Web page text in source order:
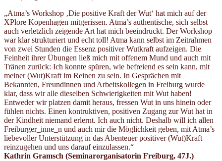
„Atma’s Workshop ‚Die positive Kraft der Wut‘ hat mich auf der
XPlore Kopenhagen mitgerissen. Atma’s authentische, sich selbst
auch verletzlich zeigende Art hat mich beeindruckt. Der Workshop
war klar strukturiert und echt toll! Atma kann selbst im Zeitrahmen
von zwei Stunden die Essenz positiver Wutkraft aufzeigen. Die
Feinheit ihrer Übungen ließ mich mit offenem Mund und auch mit
Tränen zurück: Ich konnte spüren, wie befreiend es sein kann, mit
meiner (Wut)Kraft im Reinen zu sein. In Gesprächen mit
Bekannten, Freundinnen und Arbeitskollegen in Freiburg wurde
klar, dass wir alle dieselben Schwierigkeiten mit Wut haben!
Entweder wir platzen damit heraus, fressen Wut in uns hinein oder
fühlen nichts. Einen kontruktiven, positiven Zugang zur Wut hat in
der Kindheit niemand erlernt. Ich auch nicht. Deshalb will ich allen
Freiburger_inne_n und auch mir die Möglichkeit geben, mit Atma’s
liebevoller Unterstützung in das Abenteuer positiver (Wut)Kraft
reinzugehen und uns darauf einzulassen.“
Kathrin Gramsch (Seminarorganisatorin Freiburg, 47J.)